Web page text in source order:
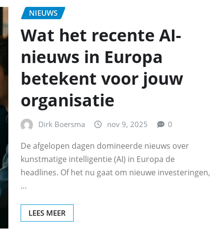
NIEUWS
Wat het recente AI-
nieuws in Europa
betekent voor jouw
organisatie
Dirk Boersma nov 9, 2025 0
De afgelopen dagen domineerde nieuws over
kunstmatige intelligentie (AI) in Europa de
headlines. Of het nu gaat om nieuwe investeringen,
…
LEES MEER